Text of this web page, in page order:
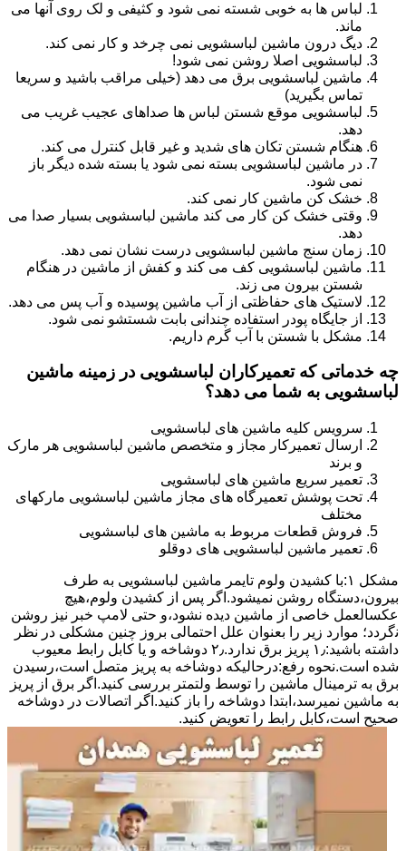
لباس ها به خوبی شسته نمی شود و کثیفی و لک روی آنها می
ماند.
دیگ درون ماشین لباسشویی نمی چرخد و کار نمی کند.
لباسشویی اصلا روشن نمی شود!
ماشین لباسشویی برق می دهد (خیلی مراقب باشید و سریعا
تماس بگیرید)
لباسشویی موقع شستن لباس ها صداهای عجیب غریب می
دهد.
هنگام شستن تکان های شدید و غیر قابل کنترل می کند.
در ماشین لباسشویی بسته نمی شود یا بسته شده دیگر باز
نمی شود.
خشک کن ماشین کار نمی کند.
وقتی خشک کن کار می کند ماشین لباسشویی بسیار صدا می
دهد.
زمان سنج ماشین لباسشویی درست نشان نمی دهد.
ماشین لباسشویی کف می کند و کفش از ماشین در هنگام
شستن بیرون می زند.
لاستیک های حفاظتی از آب ماشین پوسیده و آب پس می دهد.
از جایگاه پودر استفاده چندانی بابت شستشو نمی شود.
مشکل با شستن با آب گرم داریم.
چه خدماتی که تعمیرکاران لباسشویی در زمینه ماشین
لباسشویی به شما می دهد؟
سرویس کلیه ماشین های لباسشویی
ارسال تعمیرکار مجاز و متخصص ماشین لباسشویی هر مارک
و برند
تعمیر سریع ماشین های لباسشویی
تحت پوشش تعمیرگاه های مجاز ماشین لباسشویی مارکهای
مختلف
فروش قطعات مربوط به ماشین های لباسشویی
تعمیر ماشین لباسشویی های دوقلو
مشکل ۱:ﺑﺎ ﮐﺸﯿﺪن وﻟﻮم ﺗﺎﯾﻤﺮ ماشین لباسشویی به طرف
ﺑﯿﺮون،دستگاه روﺷﻦ نمیشود.اﮔﺮ ﭘﺲ از ﮐﺸﯿﺪن وﻟﻮم،ﻫﯿﭻ
عکسالعمل ﺧﺎﺻﯽ از ﻣﺎﺷﯿﻦ دﯾﺪه نشود،و حتی ﻻﻣﭗ ﺧﺒﺮ ﻧﯿﺰ روﺷﻦ
ﻧگردد؛ موارد زیر را بعنوان ﻋﻠﻞ احتمالی بروز چنین مشکلی در نظر
داشته باشید:۱٫ ﭘﺮﯾﺰ ﺑﺮق ﻧﺪارد.۲٫ دوﺷﺎﺧﻪ و ﯾﺎ ﮐﺎﺑﻞ راﺑﻂ ﻣﻌﯿﻮب
ﺷﺪه است.نحوه رفع:درحالیکه دوﺷﺎﺧﻪ ﺑﻪ ﭘﺮﯾﺰ ﻣﺘﺼﻞ اﺳﺖ،رﺳﯿﺪن
ﺑﺮق ﺑﻪ ﺗﺮﻣﯿﻨﺎل ﻣﺎﺷﯿﻦ را ﺗﻮﺳﻂ ولتمتر بررسی ﮐﻨﯿﺪ.اﮔﺮ ﺑﺮق از ﭘﺮﯾﺰ
ﺑﻪ ﻣﺎﺷﯿﻦ نمیرسد،اﺑﺘﺪا دوشاخه را باز کنید.اﮔﺮ اﺗﺼﺎﻻت در دوشاخه
ﺻﺤﯿﺢ اﺳﺖ،ﮐﺎﺑﻞ راﺑﻂ را ﺗﻌﻮﯾﺾ کنید.